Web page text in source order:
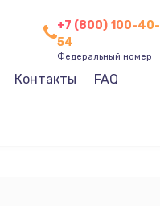
+7 (800) 100-40-
54
Федеральный номер
Контакты FAQ